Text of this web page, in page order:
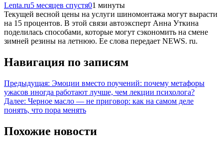
Lenta.ru5 месяцев спустя01 минуты
Текущей весной цены на услуги шиномонтажа могут вырасти
на 15 процентов. В этой связи автоэксперт Анна Уткина
поделилась способами, которые могут сэкономить на смене
зимней резины на летнюю. Ее слова передает NEWS. ru.
Навигация по записям
Предыдущая: Эмоции вместо поучений: почему метафоры
ужасов иногда работают лучше, чем лекции психолога?
Далее: Черное масло — не приговор: как на самом деле
понять, что пора менять
Похожие новости